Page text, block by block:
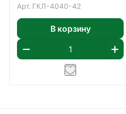
Арт. ГКЛ-4040-42
В корзину